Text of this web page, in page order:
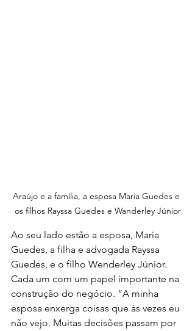
Araújo e a família, a esposa Maria Guedes e
os filhos Rayssa Guedes e Wanderley Júnior
Ao seu lado estão a esposa, Maria
Guedes, a filha e advogada Rayssa
Guedes, e o filho Wenderley Júnior.
Cada um com um papel importante na
construção do negócio. “A minha
esposa enxerga coisas que às vezes eu
não vejo. Muitas decisões passam por